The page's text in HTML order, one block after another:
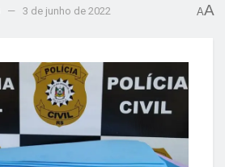
3 de junho de 2022 AA